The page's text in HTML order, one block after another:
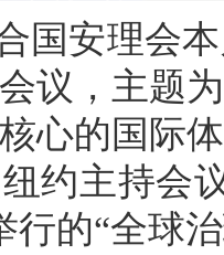
国安理会
议，主题
心的国际
约主持会
行的“全球